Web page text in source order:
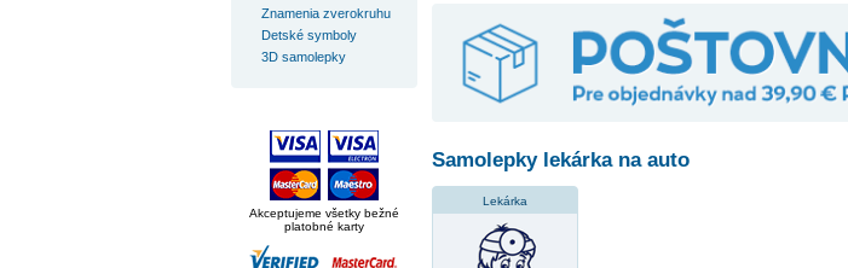
Znamenia zverokruhu
Detské symboly
3D samolepky
Akceptujeme všetky bežné
platobné karty
Samolepky lekárka na auto
Lekárka